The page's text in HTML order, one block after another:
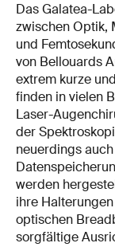
Das Galatea-
zwischen Optik,
und
von Bellouards
extrem kurze
finden in vielen
Laser-
der
neuerdings
werden
ihre
optischen
sorgfältige